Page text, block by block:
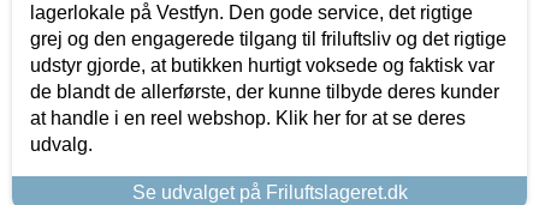
lagerlokale på Vestfyn. Den gode service, det rigtige
grej og den engagerede tilgang til friluftsliv og det rigtige
udstyr gjorde, at butikken hurtigt voksede og faktisk var
de blandt de allerførste, der kunne tilbyde deres kunder
at handle i en reel webshop. Klik her for at se deres
udvalg.
Se udvalget på Friluftslageret.dk